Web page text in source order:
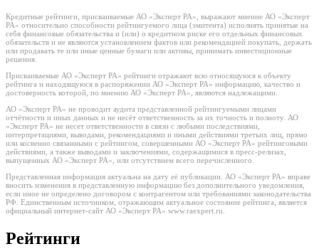
Кредитные рейтинги, присваиваемые АО «Эксперт РА», выражают мнение АО «Эксперт
РА» относительно способности рейтингуемого лица (эмитента) исполнять принятые на
себя финансовые обязательства и (или) о кредитном риске его отдельных финансовых
обязательств и не являются установлением фактов или рекомендацией покупать, держать
или продавать те или иные ценные бумаги или активы, принимать инвестиционные
решения.
Присваиваемые АО «Эксперт РА» рейтинги отражают всю относящуюся к объекту
рейтинга и находящуюся в распоряжении АО «Эксперт РА» информацию, качество и
достоверность которой, по мнению АО «Эксперт РА», являются надлежащими.
АО «Эксперт РА» не проводит аудита представленной рейтингуемыми лицами
отчётности и иных данных и не несёт ответственность за их точность и полноту. АО
«Эксперт РА» не несет ответственности в связи с любыми последствиями,
интерпретациями, выводами, рекомендациями и иными действиями третьих лиц, прямо
или косвенно связанными с рейтингом, совершенными АО «Эксперт РА» рейтинговыми
действиями, а также выводами и заключениями, содержащимися в пресс-релизах,
выпущенных АО «Эксперт РА», или отсутствием всего перечисленного.
Представленная информация актуальна на дату её публикации. АО «Эксперт РА» вправе
вносить изменения в представленную информацию без дополнительного уведомления,
если иное не определено договором с контрагентом или требованиями законодательства
РФ. Единственным источником, отражающим актуальное состояние рейтинга, является
официальный интернет-сайт АО «Эксперт РА» www.raexpert.ru.
Рейтинги